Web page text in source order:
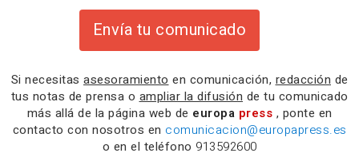
Envía tu comunicado
Si necesitas asesoramiento en comunicación, redacción de
tus notas de prensa o ampliar la difusión de tu comunicado
más allá de la página web de europa press , ponte en
contacto con nosotros en comunicacion@europapress.es
o en el teléfono 913592600